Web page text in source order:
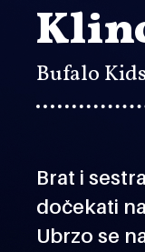
Bufalo
Brat i
dočekati
Ubrzo se